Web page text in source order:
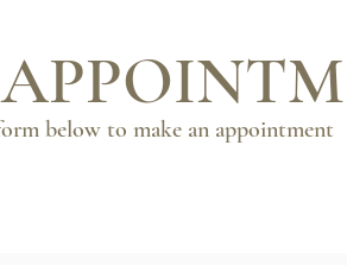
below to make an appointment